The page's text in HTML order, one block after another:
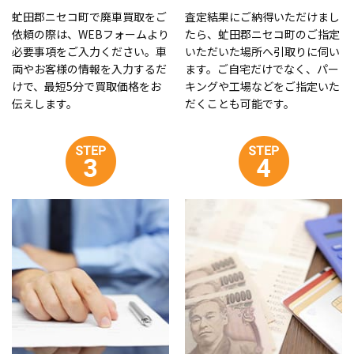
虻田郡ニセコ町で廃車買取をご
依頼の際は、WEBフォームより
必要事項をご入力ください。車
両やお客様の情報を入力するだ
けで、最短5分で買取価格をお
伝えします。
査定結果にご納得いただけまし
たら、虻田郡ニセコ町のご指定
いただいた場所へ引取りに伺い
ます。ご自宅だけでなく、パー
キングや工場などをご指定いた
だくことも可能です。